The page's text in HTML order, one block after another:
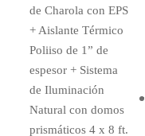
de Charola con EPS
+ Aislante Térmico
Poliiso de 1” de
espesor + Sistema
de Iluminación
Natural con domos
prismáticos 4 x 8 ft.